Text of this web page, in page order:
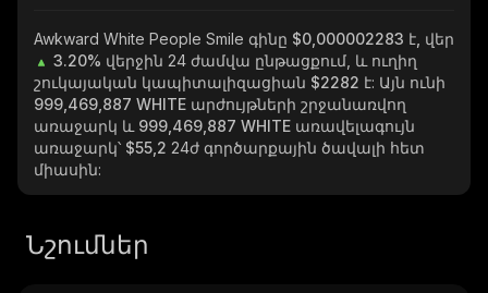
Awkward White People Smile գինը $0,000002283 է, վեր
3.20% վերջին 24 ժամվա ընթացքում, և ուղիղ
շուկայական կապիտալիզացիան $2282 է: Այն ունի
999,469,887 WHITE արժույթների շրջանառվող
առաջարկ և 999,469,887 WHITE առավելագույն
առաջարկ՝ $55,2 24ժ գործարքային ծավալի հետ
միասին:
Նշումներ